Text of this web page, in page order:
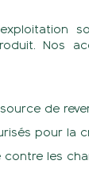
Nos
de
pour la
contre les